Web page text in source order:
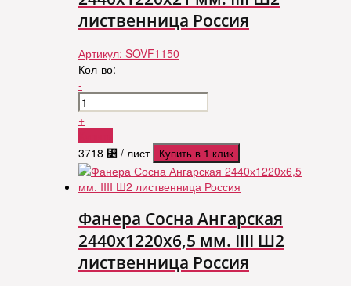
лиственница Россия
Артикул: SOVF1150
Кол-во:
-
+
3718 ⃄ / лист Купить в 1 клик
Фанера Сосна Ангарская
2440х1220х6,5 мм. IIII Ш2
лиственница Россия